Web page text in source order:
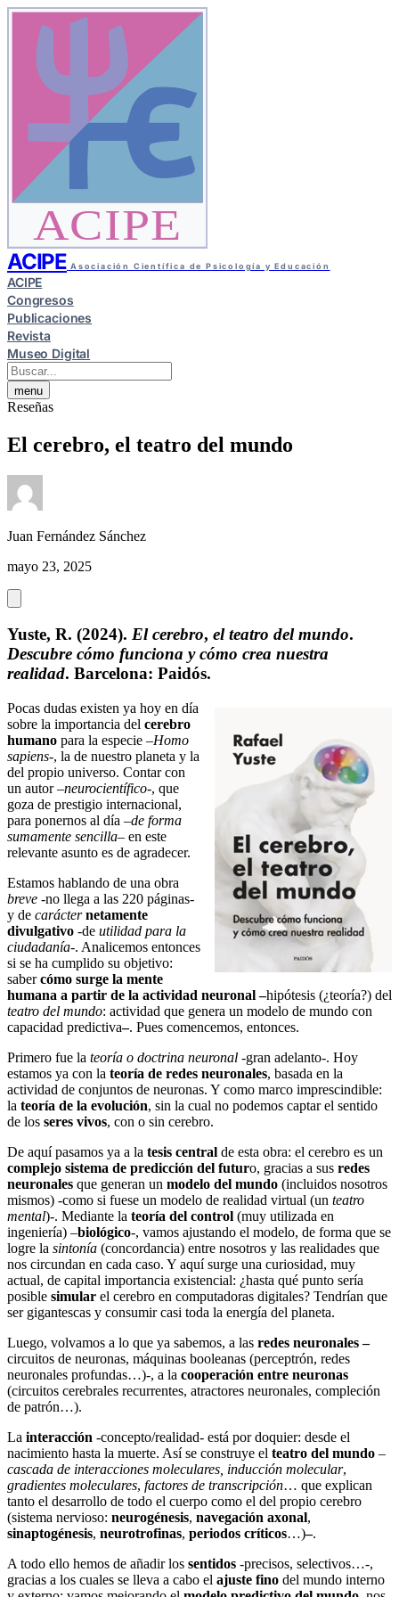
ACIPE
ACIPE Asociación Científica de Psicología y Educación
ACIPE
Congresos
Publicaciones
Revista
Museo Digital
menu
Reseñas
El cerebro, el teatro del mundo
Juan Fernández Sánchez
mayo 23, 2025
Yuste, R. (2024). El cerebro, el teatro del mundo.
Descubre cómo funciona y cómo crea nuestra
realidad. Barcelona: Paidós.
Pocas dudas existen ya hoy en día
sobre la importancia del cerebro
humano para la especie –Homo
sapiens-, la de nuestro planeta y la
del propio universo. Contar con
un autor –neurocientífico-, que
goza de prestigio internacional,
para ponernos al día –de forma
sumamente sencilla– en este
relevante asunto es de agradecer.
Estamos hablando de una obra
breve -no llega a las 220 páginas-
y de carácternetamente
divulgativo -de utilidad para la
ciudadanía-. Analicemos entonces
si se ha cumplido su objetivo:
sabercómo surge la mente
humana a partir de la actividad neuronal –hipótesis (¿teoría?) del
teatro del mundo: actividad que genera un modelo de mundo con
capacidad predictiva–. Pues comencemos, entonces.
Primero fue la teoría o doctrina neuronal -gran adelanto-. Hoy
estamos ya con la teoría de redes neuronales, basada en la
actividad de conjuntos de neuronas. Y como marco imprescindible:
la teoría de la evolución, sin la cual no podemos captar el sentido
de los seres vivos, con o sin cerebro.
De aquí pasamos ya a la tesis central de esta obra: el cerebro es un
complejo sistema de predicción del futuro, gracias a sus redes
neuronales que generan un modelo del mundo (incluidos nosotros
mismos) -como si fuese un modelo de realidad virtual (un teatro
mental)-. Mediante la teoría del control (muy utilizada en
ingeniería) –biológico-, vamos ajustando el modelo, de forma que se
logre la sintonía (concordancia) entre nosotros y las realidades que
nos circundan en cada caso. Y aquí surge una curiosidad, muy
actual, de capital importancia existencial: ¿hasta qué punto sería
posible simular el cerebro en computadoras digitales? Tendrían que
ser gigantescas y consumir casi toda la energía del planeta.
Luego, volvamos a lo que ya sabemos, a las redes neuronales –
circuitos de neuronas, máquinas booleanas (perceptrón, redes
neuronales profundas…)-, a la cooperación entre neuronas
(circuitos cerebrales recurrentes, atractores neuronales, compleción
de patrón…).
La interacción -concepto/realidad- está por doquier: desde el
nacimiento hasta la muerte. Así se construye el teatro del mundo –
cascada de interacciones moleculares, inducción molecular,
gradientes moleculares, factores de transcripción… que explican
tanto el desarrollo de todo el cuerpo como el del propio cerebro
(sistema nervioso: neurogénesis, navegación axonal,
sinaptogénesis, neurotrofinas, periodos críticos…)–.
A todo ello hemos de añadir los sentidos -precisos, selectivos…-,
gracias a los cuales se lleva a cabo el ajuste fino del mundo interno